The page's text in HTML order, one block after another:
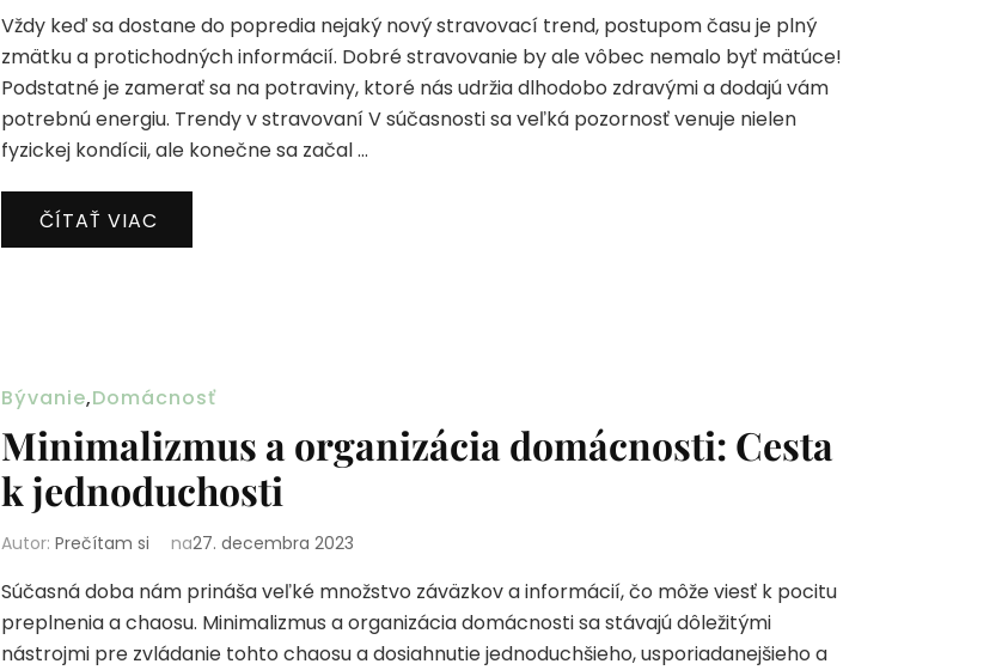
Vždy keď sa dostane do popredia nejaký nový stravovací trend, postupom času je plný
zmätku a protichodných informácií. Dobré stravovanie by ale vôbec nemalo byť mätúce!
Podstatné je zamerať sa na potraviny, ktoré nás udržia dlhodobo zdravými a dodajú vám
potrebnú energiu. Trendy v stravovaní V súčasnosti sa veľká pozornosť venuje nielen
fyzickej kondícii, ale konečne sa začal …
ČÍTAŤ VIAC
Bývanie,Domácnosť
Minimalizmus a organizácia domácnosti: Cesta
k jednoduchosti
Autor: Prečítam si na27. decembra 2023
Súčasná doba nám prináša veľké množstvo záväzkov a informácií, čo môže viesť k pocitu
preplnenia a chaosu. Minimalizmus a organizácia domácnosti sa stávajú dôležitými
nástrojmi pre zvládanie tohto chaosu a dosiahnutie jednoduchšieho, usporiadanejšieho a